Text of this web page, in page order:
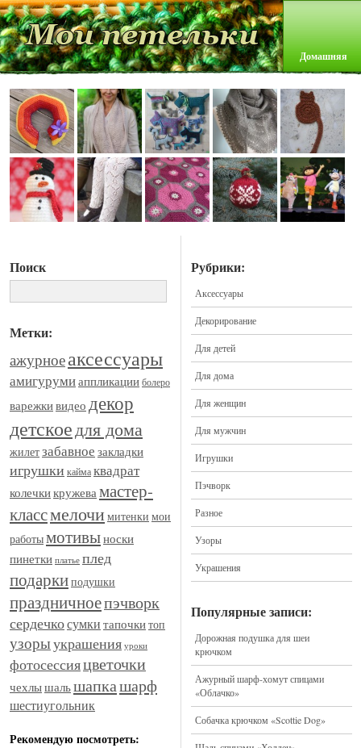
Домашняя
Поиск
Метки:
ажурноеаксессуары
амигурумиаппликацииболеро
варежкивидео декор
детскоедля дома
жилетзабавное закладки
игрушки каймаквадрат
колечкикружевамастер-
классмелочи митенки мои
работымотивыноски
пинетки платье плед
подаркиподушки
праздничноепэчворк
сердечкосумки тапочкитоп
узорыукрашения уроки
фотосессияцветочки
чехлышальшапкашарф
шестиугольник
Рекомендую посмотреть:
Рубрики:
Аксессуары
Декорирование
Для детей
Для дома
Для женщин
Для мужчин
Игрушки
Пэчворк
Разное
Узоры
Украшения
Популярные записи:
Дорожная подушка для шеи
крючком
Ажурный шарф-хомут спицами
«Облачко»
Собачка крючком «Scottie Dog»